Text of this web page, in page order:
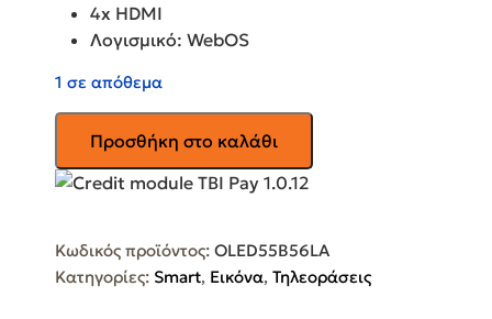
4x HDMI
Λογισμικό: WebOS
1 σε απόθεμα
LG
Smart
Τηλεόραση
UHD
OLED
Προσθήκη στο καλάθι
Κωδικός προϊόντος: OLED55B56LA
Κατηγορίες: Smart, Εικόνα, Τηλεοράσεις